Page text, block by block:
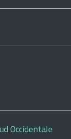
Occidentale